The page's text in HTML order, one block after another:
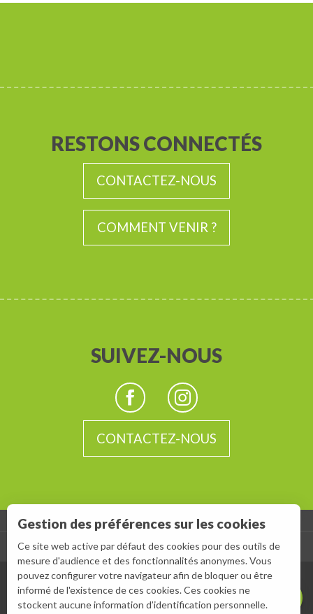
Description
Prestations
Ouvertures
Contacter par
RESTONS CONNECTÉS
CONTACTEZ-NOUS
COMMENT VENIR ?
SUIVEZ-NOUS
CONTACTEZ-NOUS
ESPACE GROUPES - ESPACE PRESSE
Gestion des préférences sur les cookies
Ce site web active par défaut des cookies pour des outils de
mesure d'audience et des fonctionnalités anonymes. Vous
pouvez configurer votre navigateur afin de bloquer ou être
informé de l'existence de ces cookies. Ces cookies ne
stockent aucune information d’identification personnelle.